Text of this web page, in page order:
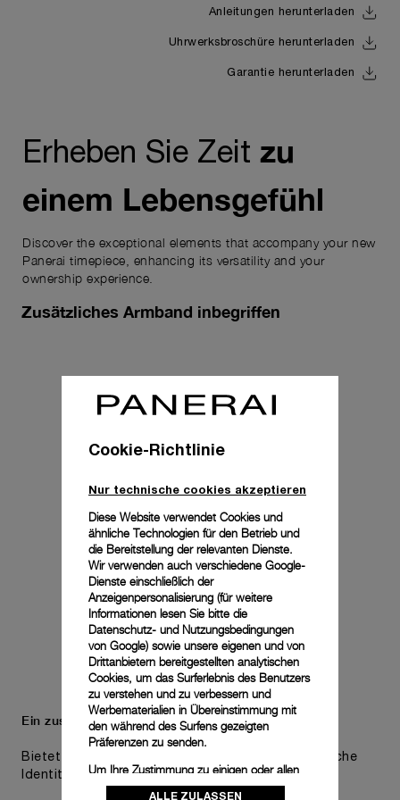
Anleitungen herunterladen
Uhrwerksbroschüre herunterladen
Garantie herunterladen
Erheben Sie Zeit zu
einem Lebensgefühl
Discover the exceptional elements that accompany your new
Panerai timepiece, enhancing its versatility and your
ownership experience.
Zusätzliches Armband inbegriffen
Ein zusätzliches Armband ist inbegriffen.
Bietet praktische Vielseitigkeit, ohne die ästhetische
Identität der Uhr zu beeinträchtigen.
Cookie-Richtlinie
Nur technische cookies akzeptieren
Diese Website verwendet Cookies und
ähnliche Technologien für den Betrieb und
die Bereitstellung der relevanten Dienste.
Wir verwenden auch verschiedene Google-
Dienste einschließlich der
Anzeigenpersonalisierung (für weitere
Informationen lesen Sie bitte die
Datenschutz- und Nutzungsbedingungen
von Google) sowie unsere eigenen und von
Drittanbietern bereitgestellten analytischen
Cookies, um das Surferlebnis des Benutzers
zu verstehen und zu verbessern und
Werbematerialien in Übereinstimmung mit
den während des Surfens gezeigten
Präferenzen zu senden.
Um Ihre Zustimmung zu einigen oder allen
Cookies zu ändern oder zu widerrufen,
ALLE ZULASSEN